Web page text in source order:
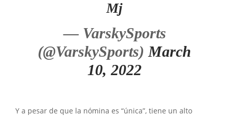
Mj
— VarskySports
(@VarskySports) March
10, 2022
Y a pesar de que la nómina es “única”, tiene un alto